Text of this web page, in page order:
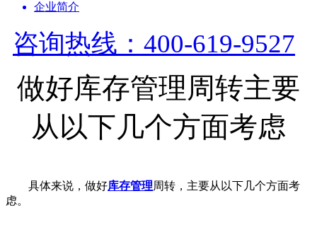
企业简介
咨询热线：400-619-9527
做好库存管理周转主要
从以下几个方面考虑
具体来说，做好库存管理周转，主要从以下几个方面考
虑。